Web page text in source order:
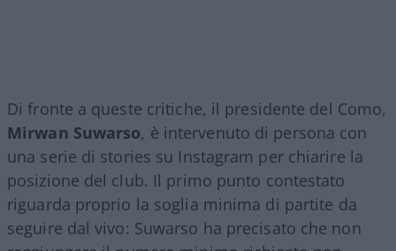
Di fronte a queste critiche, il presidente del Como,
Mirwan Suwarso, è intervenuto di persona con
una serie di stories su Instagram per chiarire la
posizione del club. Il primo punto contestato
riguarda proprio la soglia minima di partite da
seguire dal vivo: Suwarso ha precisato che non